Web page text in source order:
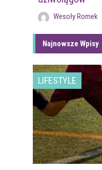
Wesoły Romek
Najnowsze Wpisy
LIFESTYLE